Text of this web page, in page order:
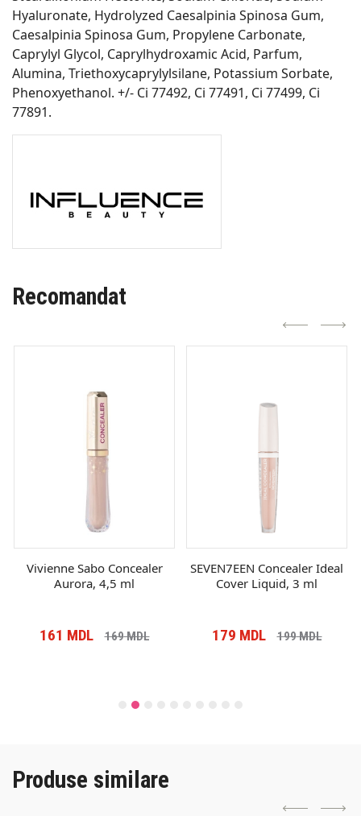
Hyaluronate, Hydrolyzed Caesalpinia Spinosa Gum,
Caesalpinia Spinosa Gum, Propylene Carbonate,
Caprylyl Glycol, Caprylhydroxamic Acid, Parfum,
Alumina, Triethoxycaprylylsilane, Potassium Sorbate,
Phenoxyethanol. +/- Ci 77492, Ci 77491, Ci 77499, Ci
77891.
Recomandat
Vivienne Sabo Concealer
Aurora, 4,5 ml
161 MDL 169MDL
SEVEN7EEN Concealer Ideal
Cover Liquid, 3 ml
179 MDL 199MDL
Produse similare